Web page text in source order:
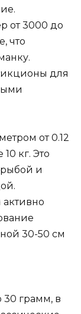
от 3000 до
что
для
от 0.12
кг. Это
рыбой и
активно
30-50 см
30 грамм, в